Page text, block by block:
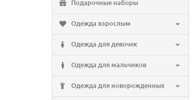
Подарочные наборы
Одежда взрослым
Одежда для девочек
Одежда для мальчиков
Одежда для новорожденных